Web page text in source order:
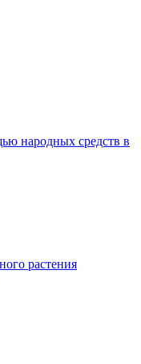
народных средств в
растения